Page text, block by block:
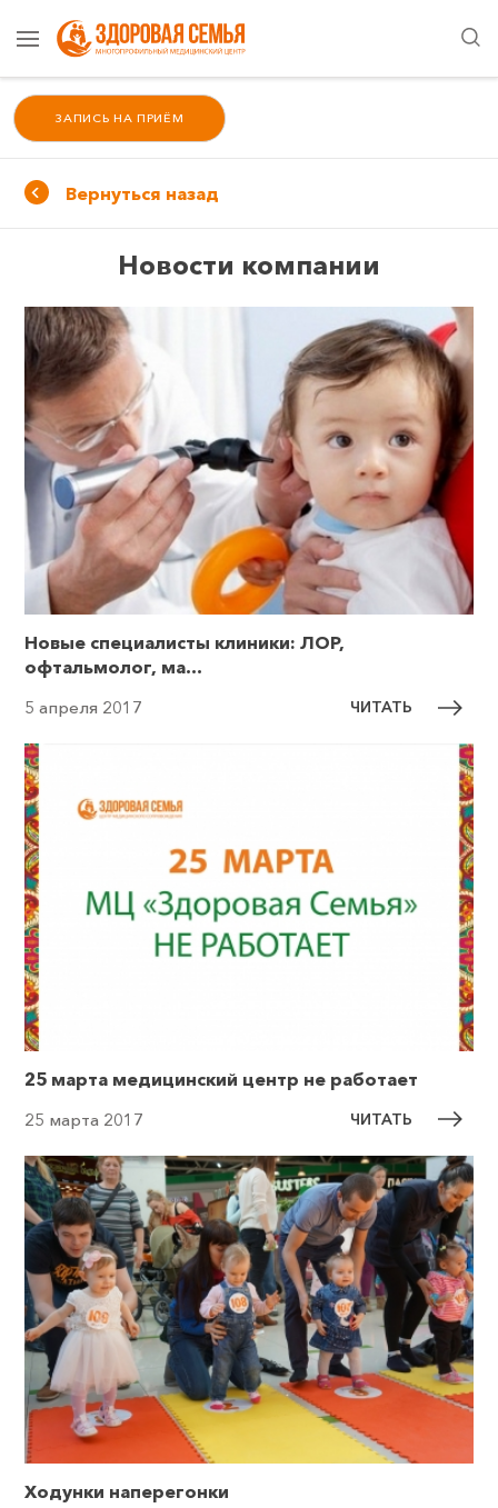
ЗАПИСЬ НА ПРИЁМ
Вернуться назад
Новости компании
Новые специалисты клиники: ЛОР,
офтальмолог, ма...
5 апреля 2017 ЧИТАТЬ
25 марта медицинский центр не работает
25 марта 2017 ЧИТАТЬ
Ходунки наперегонки